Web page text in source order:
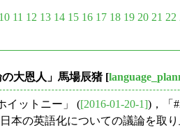
10 11 12 13 14 15 16 17 18 19 20 21 22
大恩人」馬場辰猪[
イットニー」 ([2016-01-20-1])，「
本の英語化についての議論を取